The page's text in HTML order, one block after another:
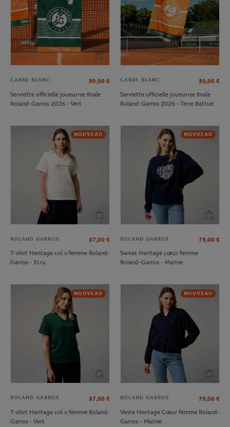
CARRE BLANC 50,00 €
Serviette officielle joueur•se finale
Roland-Garros 2026 - Vert
CARRE BLANC 50,00 €
Serviette officielle joueur•se finale
Roland-Garros 2026 - Terre Battue
NOUVEAU
ROLAND GARROS 37,00 €
T-shirt Heritage col v femme Roland-
Garros - Ecru
NOUVEAU
ROLAND GARROS 75,00 €
Sweat Heritage cœur femme
Roland-Garros - Marine
NOUVEAU
ROLAND GARROS 37,00 €
T-shirt Heritage col v femme Roland-
Garros - Vert
NOUVEAU
ROLAND GARROS 75,00 €
Veste Heritage Cœur femme Roland-
Garros - Marine